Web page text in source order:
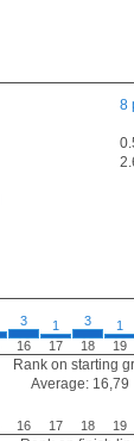
8
3
16
1
17
3
18
1
19
Rank on starting
Average: 16,79
16 17 18 19